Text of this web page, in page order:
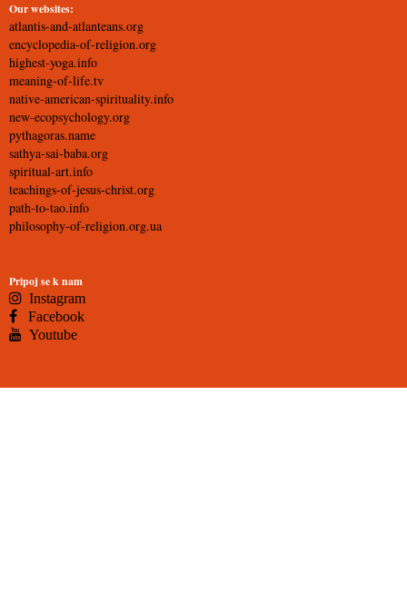
Our websites:
atlantis-and-atlanteans.org
encyclopedia-of-religion.org
highest-yoga.info
meaning-of-life.tv
native-american-spirituality.info
new-ecopsychology.org
pythagoras.name
sathya-sai-baba.org
spiritual-art.info
teachings-of-jesus-christ.org
path-to-tao.info
philosophy-of-religion.org.ua
Pripoj se k nam
Instagram
Facebook
Youtube